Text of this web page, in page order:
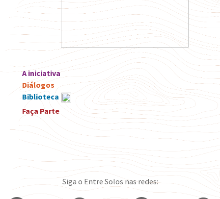
A iniciativa
Diálogos
Biblioteca
Faça Parte
Siga o Entre Solos nas redes: